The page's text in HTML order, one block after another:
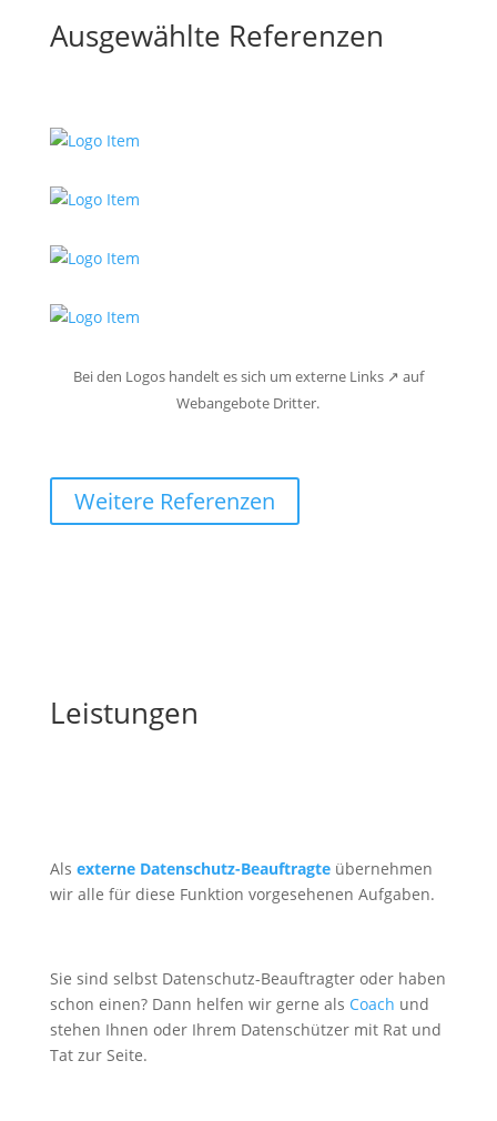
Ausgewählte Referenzen
Bei den Logos handelt es sich um externe Links ↗ auf
Webangebote Dritter.
Weitere Referenzen
Leistungen
Als externe Datenschutz-Beauftragteübernehmen
wir alle für diese Funktion vorgesehenen Aufgaben.
Sie sind selbst Datenschutz-Beauftragter oder haben
schon einen? Dann helfen wir gerne als Coach und
stehen Ihnen oder Ihrem Datenschützer mit Rat und
Tat zur Seite.